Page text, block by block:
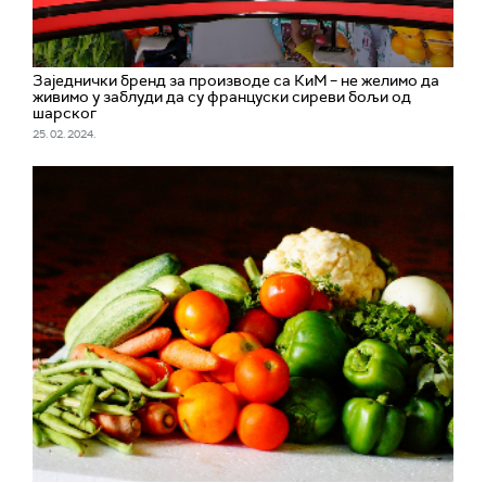
Заједнички бренд за производе са КиМ – не желимо да
живимо у заблуди да су француски сиреви бољи од
шарског
25. 02. 2024.